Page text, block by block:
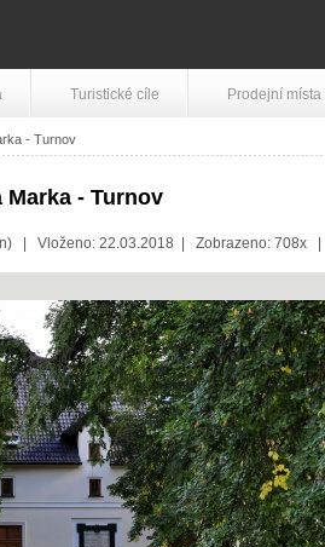
Turistické cíle Prodejní místa
- Turnov
- Turnov
| Vloženo: 22.03.2018 | Zobrazeno: 708x